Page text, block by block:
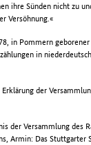
ihre Sünden nicht zu
Versöhnung.«
in Pommern
in
der
der Versammlung des
Armin: Das Stuttgarter